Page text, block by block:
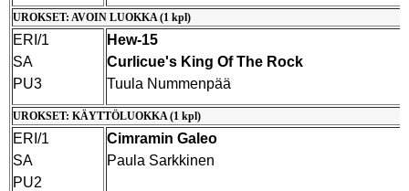
UROKSET: AVOIN LUOKKA (1 kpl)
ERI/1
SA
PU3
Hew-15
Curlicue's King Of The Rock
Tuula Nummenpää
UROKSET: KÄYTTÖLUOKKA (1 kpl)
ERI/1
SA
PU2
Cimramin Galeo
Paula Sarkkinen